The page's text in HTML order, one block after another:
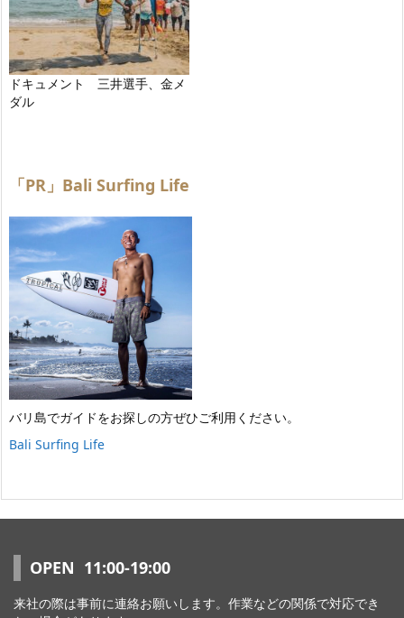
ドキュメント 三井選手、金メ
ダル
「PR」Bali Surfing Life
バリ島でガイドをお探しの方ぜひご利用ください。
Bali Surfing Life
OPEN 11:00-19:00
来社の際は事前に連絡お願いします。作業などの関係で対応でき